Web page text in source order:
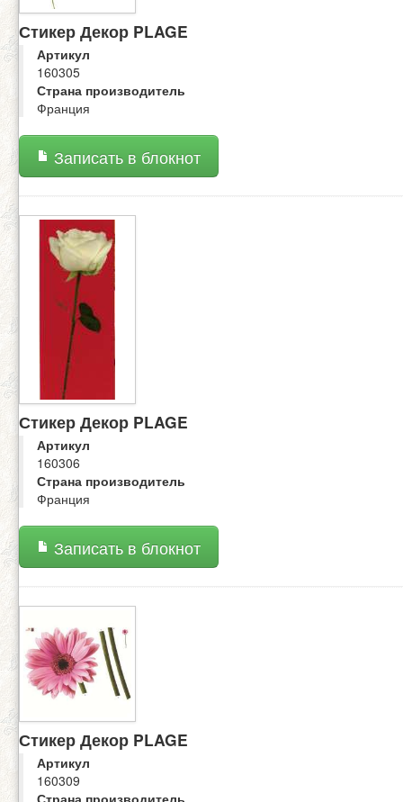
Стикер Декор PLAGE
Артикул
160305
Страна производитель
Франция
Записать в блокнот
Стикер Декор PLAGE
Артикул
160306
Страна производитель
Франция
Записать в блокнот
Стикер Декор PLAGE
Артикул
160309